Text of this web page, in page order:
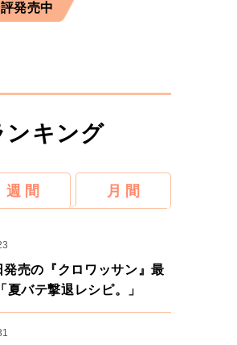
発売中
ンキング
週 間 月 間
発売の『クロワッサン』最
夏バテ撃退レシピ。」